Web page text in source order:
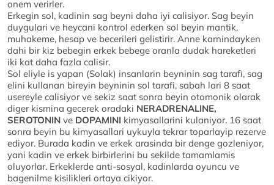
onem verirler.
Erkegin sol, kadinin sag beyni daha iyi calisiyor. Sag beyin
duygulari ve heycani kontrol ederken sol beyin mantik,
muhakeme, hesap ve becerileri gelistirir. Anne karnindayken
dahi bir kiz bebegin erkek bebege oranla dudak hareketleri
iki kat daha fazla calisir.
Sol eliyle is yapan (Solak) insanlarin beyninin sag tarafi, sag
elini kullanan bireyin beyninin sol tarafi, sabah lari 8 saat
usereyle calisiyor ve sekiz saat sonra beyin otomonik olarak
diger kismina gecerek oradaki NERADRENALINE,
SEROTONIN ve DOPAMINI kimyasallarini kulaniyor. 16 saat
sonra beyin bu kimyasallari uykuyla tekrar toparlayip rezerve
ediyor. Burada kadin ve erkek arasinda bir denge gozleniyor,
yani kadin ve erkek birbirlerini bu sekilde tamamlamis
oluyorlar. Erkeklerde anti-sosyal, kadinlarda oyuncu ve
bagenilme kisilikleri ortaya cikiyor.